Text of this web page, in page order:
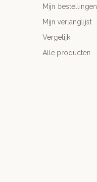
Mijn bestellingen
Mijn verlanglijst
Vergelijk
Alle producten